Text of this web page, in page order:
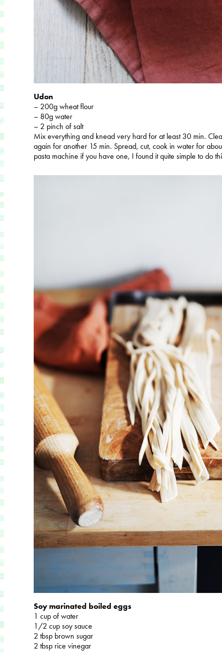
Udon
– 200g wheat flour
– 80g water
– 2 pinch of salt
Mix everything and knead very hard for at least 30 min.
again for another 15 min. Spread, cut, cook in water for
pasta machine if you have one, I found it quite simple to do
Soy marinated boiled eggs
1 cup of water
1/2 cup soy sauce
2 tbsp brown sugar
2 tbsp rice vinegar